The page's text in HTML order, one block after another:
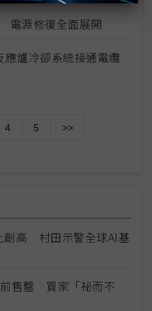
電源修復全面展開
爐冷卻系統接通電纜
4 5 >>
創高 村田示警全球AI基
售罄 買家「祕而不